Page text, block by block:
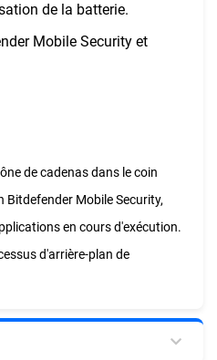
de la batterie.
Mobile Security et
de cadenas dans le coin
Bitdefender Mobile Security,
en cours d'exécution.
d'arrière-plan de